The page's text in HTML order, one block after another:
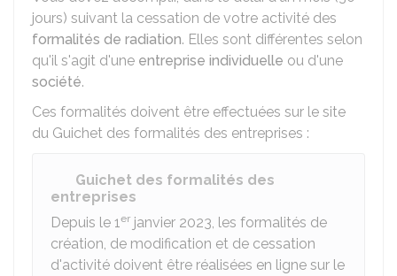
jours) suivant la cessation de votre activité des
formalités de radiation. Elles sont différentes selon
qu'il s'agit d'une entreprise individuelle ou d'une
société.
Ces formalités doivent être effectuées sur le site
du Guichet des formalités des entreprises :
Guichet des formalités des
entreprises
Depuis le 1er janvier 2023, les formalités de
création, de modification et de cessation
d'activité doivent être réalisées en ligne sur le